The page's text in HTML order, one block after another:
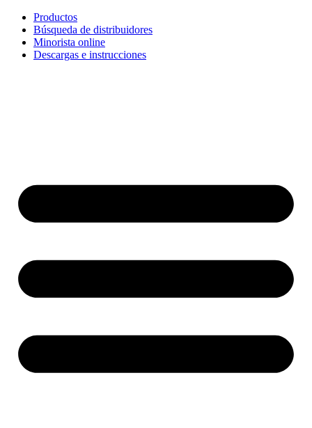
contenido
Productos
Búsqueda de distribuidores
Minorista online
Descargas e instrucciones